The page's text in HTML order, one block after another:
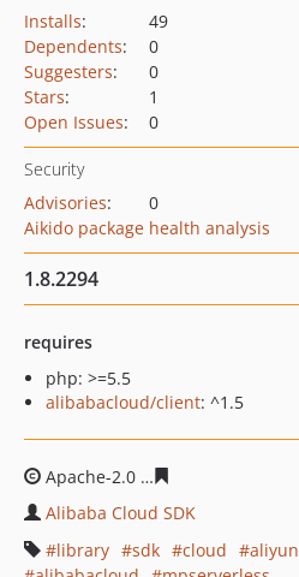
Installs:
49
Dependents:
0
Suggesters:
0
Stars:
1
Open Issues: 0
Security
Advisories:
0
Aikido package health analysis
1.8.2294
requires
php: >=5.5
alibabacloud/client: ^1.5
Apache-2.0
Alibaba Cloud SDK
library
sdk cloud aliyun